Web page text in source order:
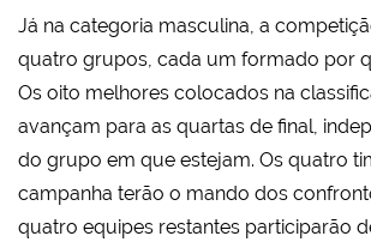
Já na categoria masculina, a
quatro grupos, cada um formado por
Os oito melhores colocados na
avançam para as quartas de final,
do grupo em que estejam. Os quatro
campanha terão o mando dos
quatro equipes restantes participarão